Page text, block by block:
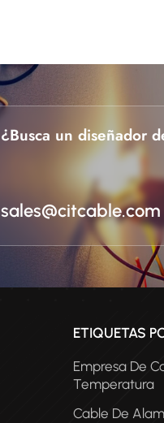
¿Busca un diseñador
sales@citcable.com
ETIQUETAS
Empresa De
Temperatura
Cable De